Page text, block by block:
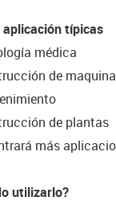
aplicación típicas
médica
de
de plantas
más
utilizarlo?